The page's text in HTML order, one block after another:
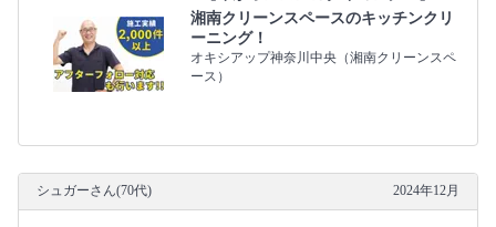
湘南クリーンスペースのキッチンクリ
ーニング！
オキシアップ神奈川中央（湘南クリーンスペ
ース）
シュガーさん(70代) 2024年12月